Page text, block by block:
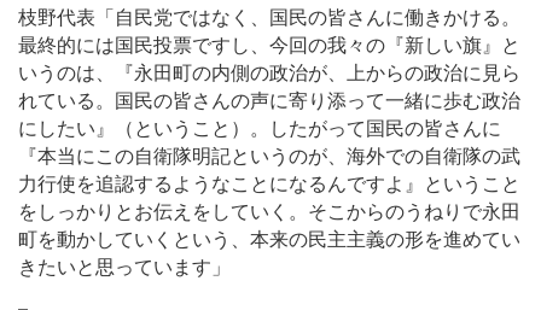
枝野代表「自民党ではなく、国民の皆さんに働きかける。
最終的には国民投票ですし、今回の我々の『新しい旗』と
いうのは、『永田町の内側の政治が、上からの政治に見ら
れている。国民の皆さんの声に寄り添って一緒に歩む政治
にしたい』（ということ）。したがって国民の皆さんに
『本当にこの自衛隊明記というのが、海外での自衛隊の武
力行使を追認するようなことになるんですよ』ということ
をしっかりとお伝えをしていく。そこからのうねりで永田
町を動かしていくという、本来の民主主義の形を進めてい
きたいと思っています」